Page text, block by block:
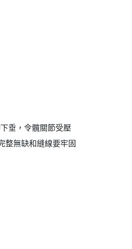
垂，令髖關節受壓
整無缺和縫線要牢固